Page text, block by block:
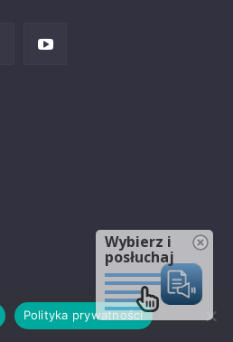
Polityka prywatności
Wybierz i
posłuchaj